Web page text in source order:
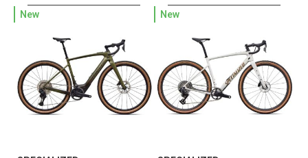
New New